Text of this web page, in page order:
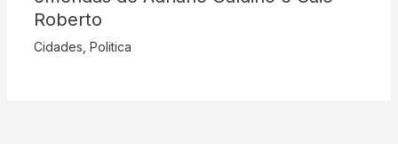
Roberto
Cidades Politica